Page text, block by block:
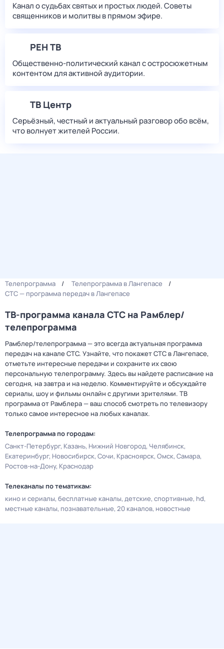
Канал о судьбах святых и простых людей. Советы
священников и молитвы в прямом эфире.
РЕН ТВ
Общественно-политический канал с остросюжетным
контентом для активной аудитории.
ТВ Центр
Серьёзный, честный и актуальный разговор обо всём,
что волнует жителей России.
Телепрограмма
Телепрограмма в Лангепасе
СТС — программа передач в Лангепасе
ТВ-программа канала СТС на Рамблер/
телепрограмма
Рамблер/телепрограмма — это всегда актуальная программа
передач на канале СТС. Узнайте, что покажет СТС в Лангепасе,
отметьте интересные передачи и сохраните их свою
персональную телепрограмму. Здесь вы найдете расписание на
сегодня, на завтра и на неделю. Комментируйте и обсуждайте
сериалы, шоу и фильмы онлайн с другими зрителями. ТВ
программа от Рамблера — ваш способ смотреть по телевизору
только самое интересное на любых каналах.
Телепрограмма по городам:
Санкт-Петербург Казань Нижний Новгород Челябинск
Екатеринбург Новосибирск Сочи Красноярск Омск Самара
Ростов-на-Дону Краснодар
Телеканалы по тематикам:
кино и сериалы бесплатные каналы детские спортивные hd
местные каналы познавательные 20 каналов новостные